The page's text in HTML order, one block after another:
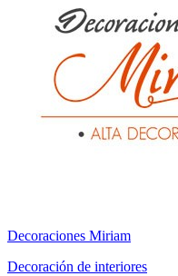
Decoraciones Miriam
Decoración de interiores